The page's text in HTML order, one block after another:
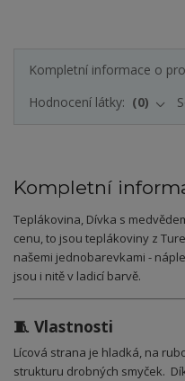
Kompletní informace o
Hodnocení látky:
0
Kompletní
Teplákovina, Dívka s
cenu, to jsou teplákoviny z
našemi jednobarevkami -
jsou i nitě v ladicí barvě.
🧵 Vlastnosti
Lícová strana je hladká, na
strukturu drobných smyček.